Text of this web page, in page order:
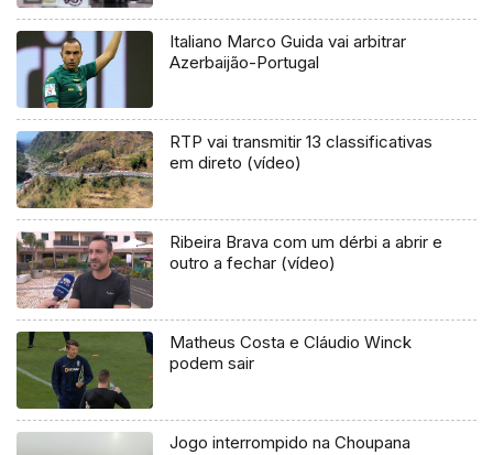
Italiano Marco Guida vai arbitrar
Azerbaijão-Portugal
RTP vai transmitir 13 classificativas
em direto (vídeo)
Ribeira Brava com um dérbi a abrir e
outro a fechar (vídeo)
Matheus Costa e Cláudio Winck
podem sair
Jogo interrompido na Choupana